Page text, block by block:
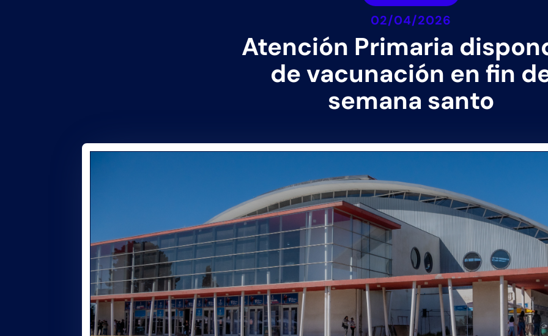
02/04/2026
Atención Primaria
de vacunación en fin
semana santo